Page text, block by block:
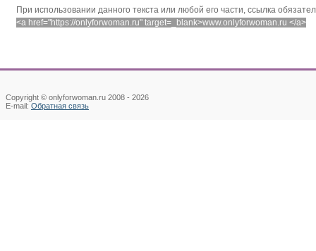
При использовании данного текста или любой его части, ссылка
<a href="https://onlyforwoman.ru" target=_blank>www.onlyforwoman.ru </a>
Copyright © onlyforwoman.ru 2008 - 2026
E-mail: Обратная связь